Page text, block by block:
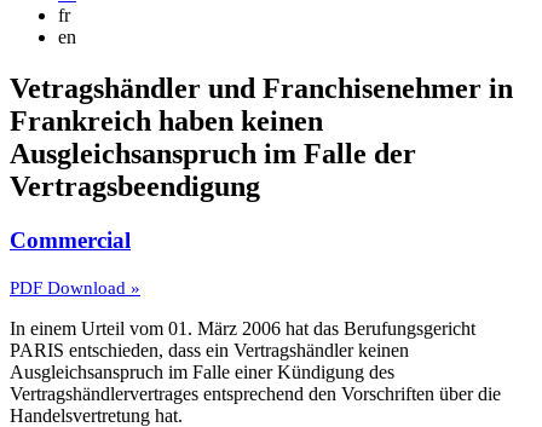
fr
en
Vetragshändler und Franchisenehmer in
Frankreich haben keinen
Ausgleichsanspruch im Falle der
Vertragsbeendigung
Commercial
PDF Download »
In einem Urteil vom 01. März 2006 hat das Berufungsgericht
PARIS entschieden, dass ein Vertragshändler keinen
Ausgleichsanspruch im Falle einer Kündigung des
Vertragshändlervertrages entsprechend den Vorschriften über die
Handelsvertretung hat.